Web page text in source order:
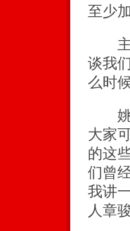
至少
主
谈我
么时
姚
大家
的这
们曾
我讲
人章